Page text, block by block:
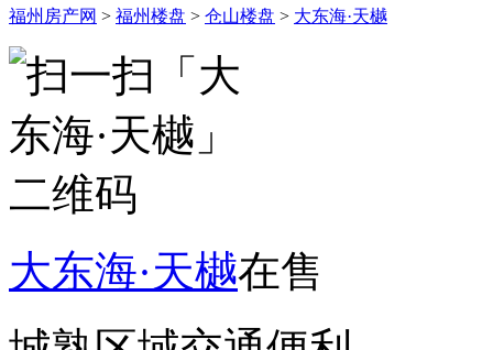
福州房产网 > 福州楼盘 > 仓山楼盘 > 大东海·天樾
大东海·天樾在售